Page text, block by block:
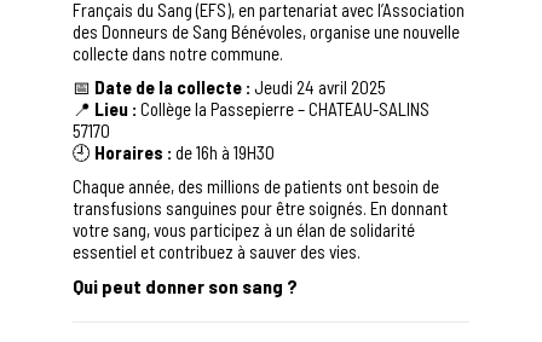
Français du Sang (EFS), en partenariat avec l’Association
des Donneurs de Sang Bénévoles, organise une nouvelle
collecte dans notre commune.
📅 Date de la collecte : Jeudi 24 avril 2025
📍 Lieu : Collège la Passepierre – CHATEAU-SALINS
57170
🕘 Horaires : de 16h à 19H30
Chaque année, des millions de patients ont besoin de
transfusions sanguines pour être soignés. En donnant
votre sang, vous participez à un élan de solidarité
essentiel et contribuez à sauver des vies.
Qui peut donner son sang ?